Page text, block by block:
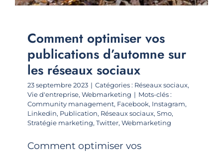
Comment optimiser vos
publications d’automne sur
les réseaux sociaux
23 septembre 2023 | Catégories : Réseaux sociaux,
Vie d'entreprise, Webmarketing | Mots-clés :
Community management, Facebook, Instagram,
Linkedin, Publication, Réseaux sociaux, Smo,
Stratégie marketing, Twitter, Webmarketing
Comment optimiser vos